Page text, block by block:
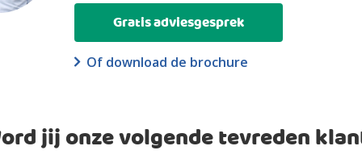
Gratis adviesgesprek
Of download de brochure
jij onze volgende tevreden